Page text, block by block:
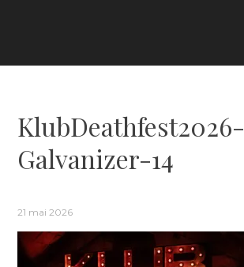
KlubDeathfest2026-
Galvanizer-14
21 mai 2026